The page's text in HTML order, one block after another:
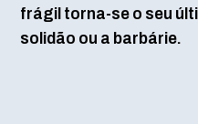
frágil torna-se o seu
solidão ou a barbárie.